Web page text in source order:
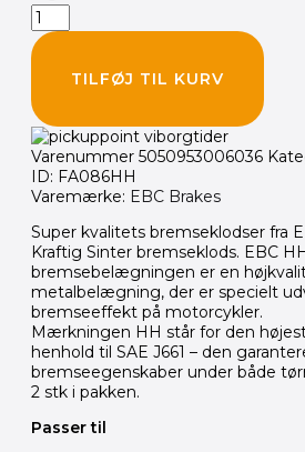
TILFØJ TIL KURV
Varenummer 5050953006036
ID: FA086HH
Varemærke: EBC Brakes
Super kvalitets bremseklodser fra
Kraftig Sinter bremseklods. EBC
bremsebelægningen er en
metalbelægning, der er specielt
bremseeffekt på motorcykler.
Mærkningen HH står for den
henhold til SAE J661 – den
bremseegenskaber under både
2 stk i pakken.
Passer til